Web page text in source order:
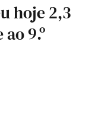
hoje 2,3
9.º